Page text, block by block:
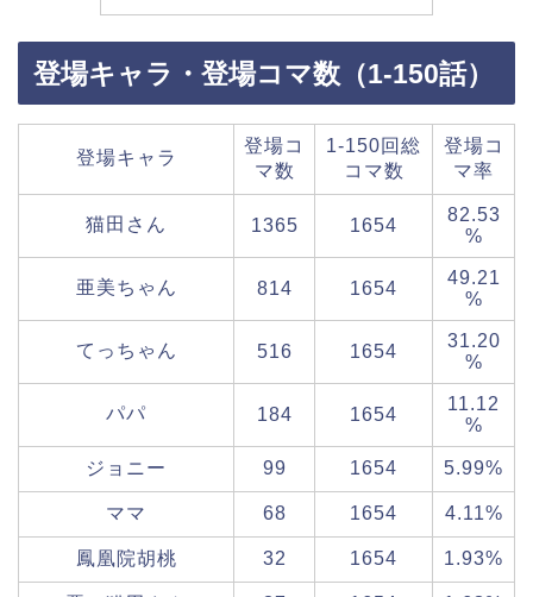
登場キャラ・登場コマ数（1-150話）
登場キャラ
登場コ
マ数
1-150回総
コマ数
登場コ
マ率
猫田さん 1365 1654
82.53
%
亜美ちゃん 814 1654
49.21
%
てっちゃん 516 1654
31.20
%
パパ 184 1654
11.12
%
ジョニー 99 1654 5.99%
ママ 68 1654 4.11%
鳳凰院胡桃 32 1654 1.93%